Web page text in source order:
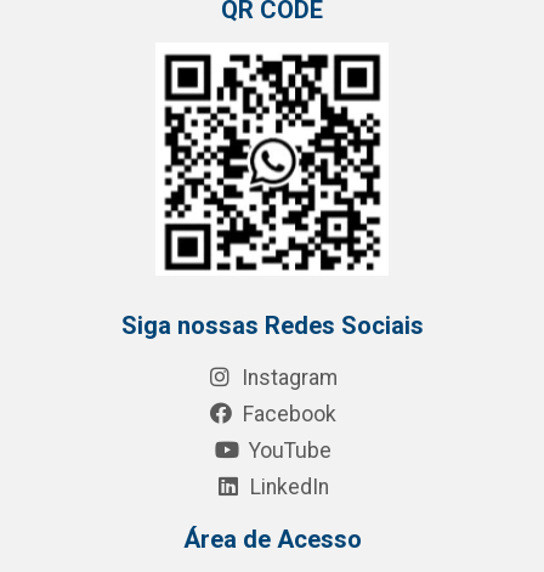
QR CODE
Siga nossas Redes Sociais
Instagram
Facebook
YouTube
LinkedIn
Área de Acesso